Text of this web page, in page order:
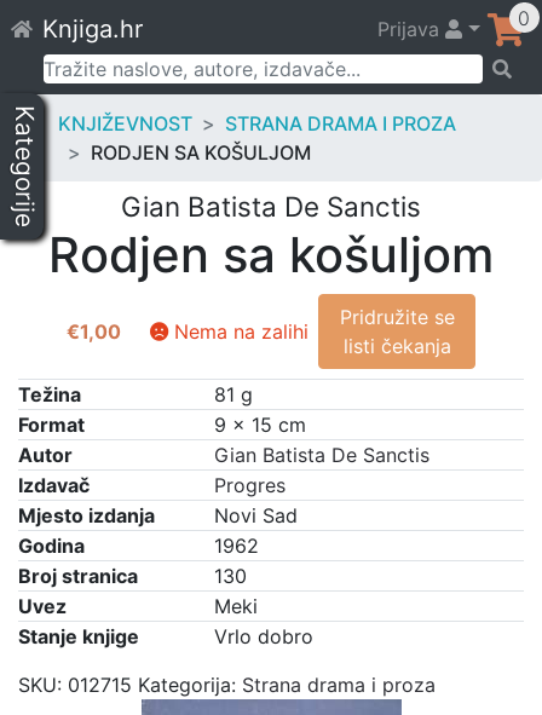
to
content
Knjiga.hr Prijava 0
Pretraži:
Kategorije KNJIŽEVNOST
STRANA DRAMA I PROZA
RODJEN SA KOŠULJOM
Gian Batista De Sanctis
Rodjen sa košuljom
€1,00 Nema na zalihi
Pridružite se
listi čekanja
Težina
81 g
Format
9 × 15 cm
Autor
Gian Batista De Sanctis
Izdavač
Progres
Mjesto izdanja
Novi Sad
Godina
1962
Broj stranica
130
Uvez
Meki
Stanje knjige
Vrlo dobro
SKU: 012715 Kategorija: Strana drama i proza